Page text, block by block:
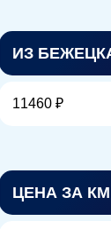
ИЗ
11460 ₽
ЦЕНА ЗА